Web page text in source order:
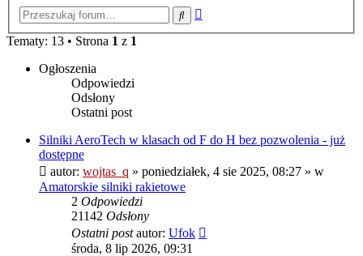
Szukaj
Tematy: 13 • Strona 1 z 1
Ogłoszenia
Odpowiedzi
Odsłony
Ostatni post
Silniki AeroTech w klasach od F do H bez pozwolenia - już
dostępne
autor: wojtas_q » poniedziałek, 4 sie 2025, 08:27 » w
Amatorskie silniki rakietowe
2 Odpowiedzi
21142 Odsłony
Ostatni postautor: Ufok
środa, 8 lip 2026, 09:31